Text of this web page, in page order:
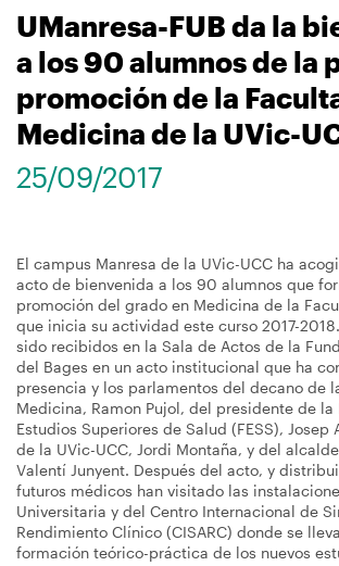
UManresa-FUB da la
a los 90 alumnos de la
promoción de la
Medicina de la UVic-
25/09/2017
El campus Manresa de la UVic-UCC ha
acto de bienvenida a los 90 alumnos que
promoción del grado en Medicina de la
que inicia su actividad este curso 2017-
sido recibidos en la Sala de Actos de la
del Bages en un acto institucional que ha
presencia y los parlamentos del decano de
Medicina, Ramon Pujol, del presidente de la
Estudios Superiores de Salud (FESS), Josep
de la UVic-UCC, Jordi Montaña, y del
Valentí Junyent. Después del acto, y
futuros médicos han visitado las
Universitaria y del Centro Internacional de
Rendimiento Clínico (CISARC) donde se
formación teórico-práctica de los nuevos